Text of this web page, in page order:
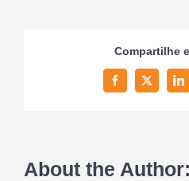
Compartilhe
FacebookTwitter
About the Author: